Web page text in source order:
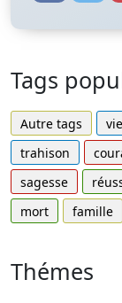
Tags
Autre tags vie
trahison
sagesse
mort
famille
Thémes